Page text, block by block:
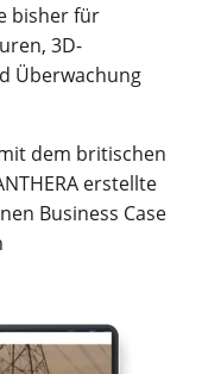
bisher für
3D-
Überwachung
dem britischen
erstellte
Business Case